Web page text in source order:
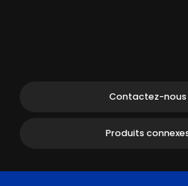
Contactez-nous
Produits